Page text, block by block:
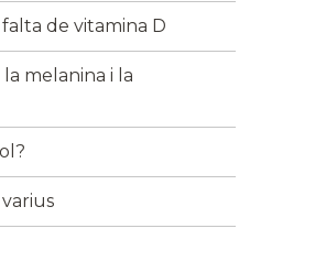
de vitamina D
melanina i la